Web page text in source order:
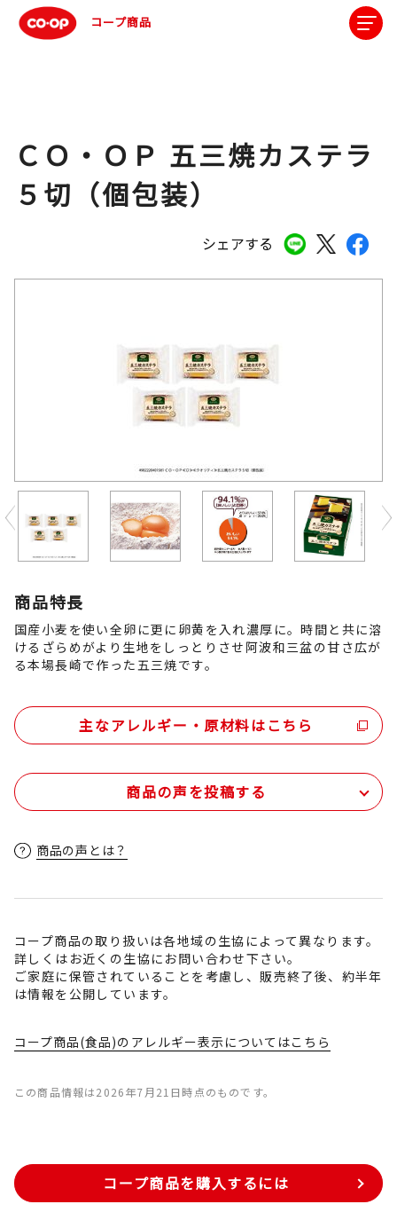
コープ商品
シェアする
ＣＯ・ＯＰ 五三焼カステラ
５切（個包装）
Previous
商品特長
国産小麦を使い全卵に更に卵黄を入れ濃厚に。時間と共に溶
けるざらめがより生地をしっとりさせ阿波和三盆の甘さ広が
る本場長崎で作った五三焼です。
主なアレルギー・原材料はこちら
商品の声を投稿する
商品の声とは？
コープ商品の取り扱いは各地域の生協によって異なります。
詳しくはお近くの生協にお問い合わせ下さい。
ご家庭に保管されていることを考慮し、販売終了後、約半年
は情報を公開しています。
コープ商品(食品)のアレルギー表示についてはこちら
この商品情報は2026年7月21日時点のものです。
コープ商品を購入するには